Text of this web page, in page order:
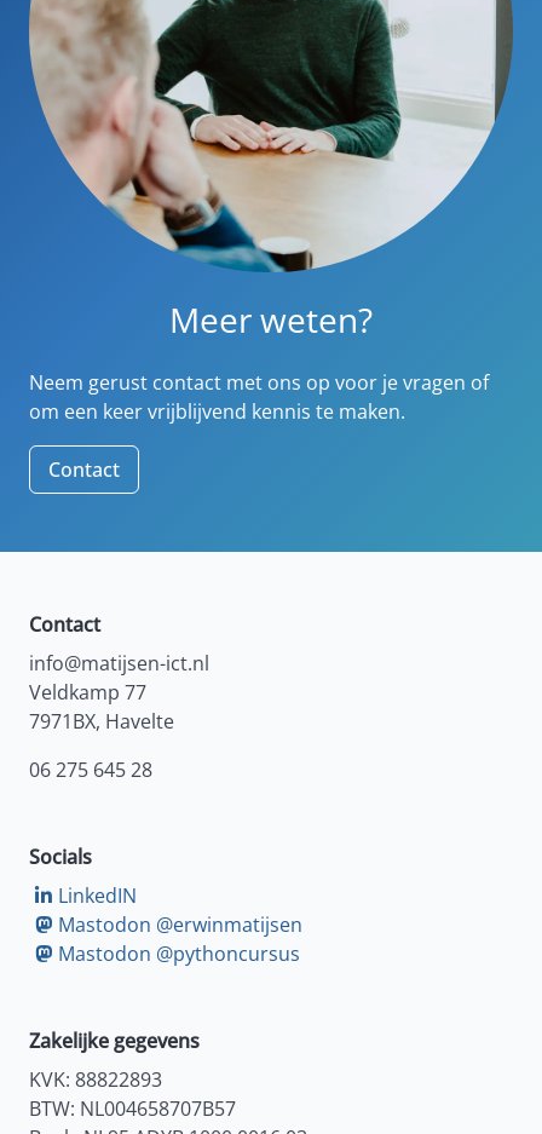
Meer weten?
Neem gerust contact met ons op voor je vragen of
om een keer vrijblijvend kennis te maken.
Contact
Contact
info@matijsen-ict.nl
Veldkamp 77
7971BX, Havelte
06 275 645 28
Socials
LinkedIN
Mastodon @erwinmatijsen
Mastodon @pythoncursus
Zakelijke gegevens
KVK: 88822893
BTW: NL004658707B57